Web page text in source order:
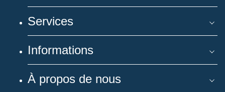
Services
Informations
À propos de nous